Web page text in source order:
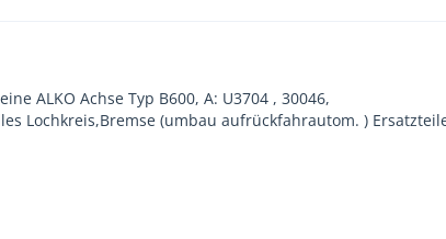
ALKO Achse Typ B600, A: U3704 , 30046,
Lochkreis,Bremse (umbau aufrückfahrautom. )